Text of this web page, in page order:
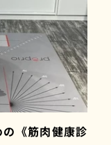
《筋肉健康診